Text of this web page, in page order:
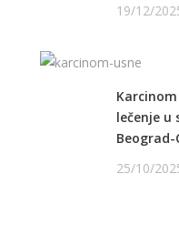
19/12/
lečenje u
25/10/